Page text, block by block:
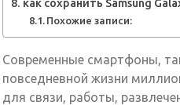
как сохранить Samsung
Похожие записи:
Современные смартфоны,
повседневной жизни
для связи, работы,